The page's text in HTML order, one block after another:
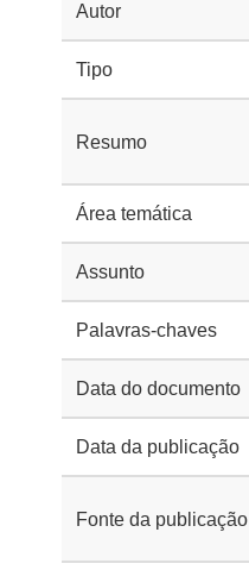
Autor
Tipo
Resumo
Área temática
Assunto
Palavras-chaves
Data do documento
Data da publicação
Fonte da publicação